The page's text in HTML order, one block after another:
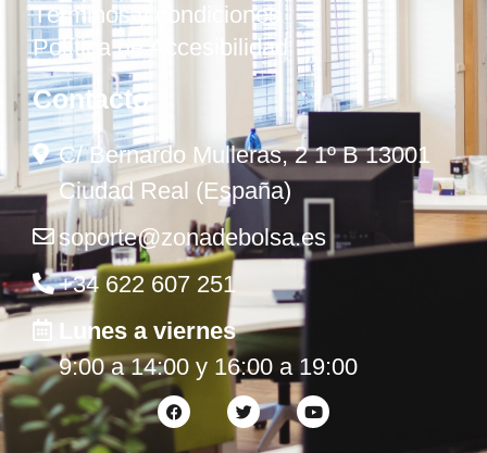
Términos y condiciones
Política de Accesibilidad
Contacto
C/ Bernardo Mulleras, 2 1º B 13001
Ciudad Real (España)
soporte@zonadebolsa.es
+34 622 607 251
Lunes a viernes
9:00 a 14:00 y 16:00 a 19:00